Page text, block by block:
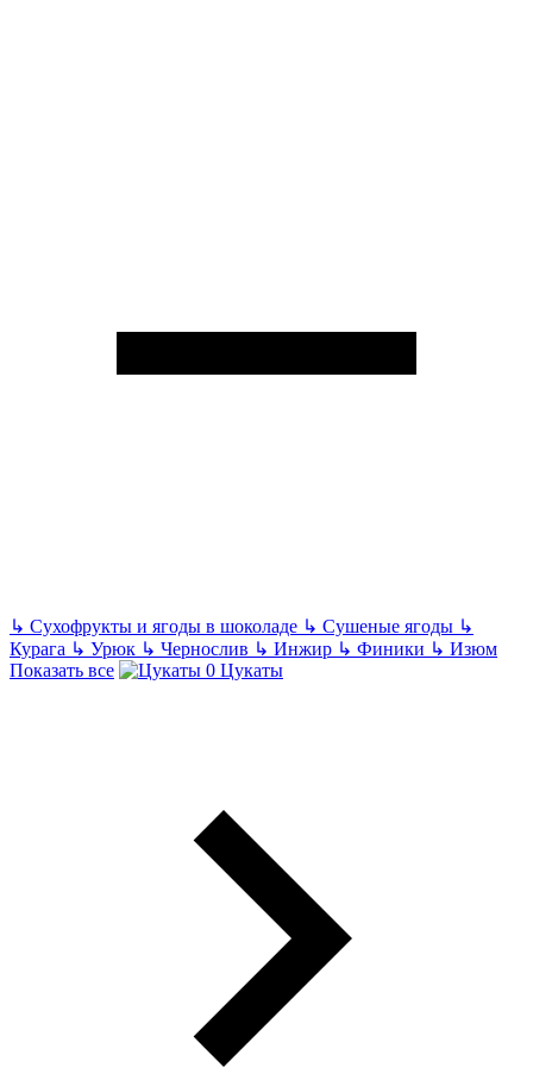
↳ Сухофрукты и ягоды в шоколаде ↳ Сушеные ягоды ↳
Курага ↳ Урюк ↳ Чернослив ↳ Инжир ↳ Финики ↳ Изюм
Показать все
Цукаты